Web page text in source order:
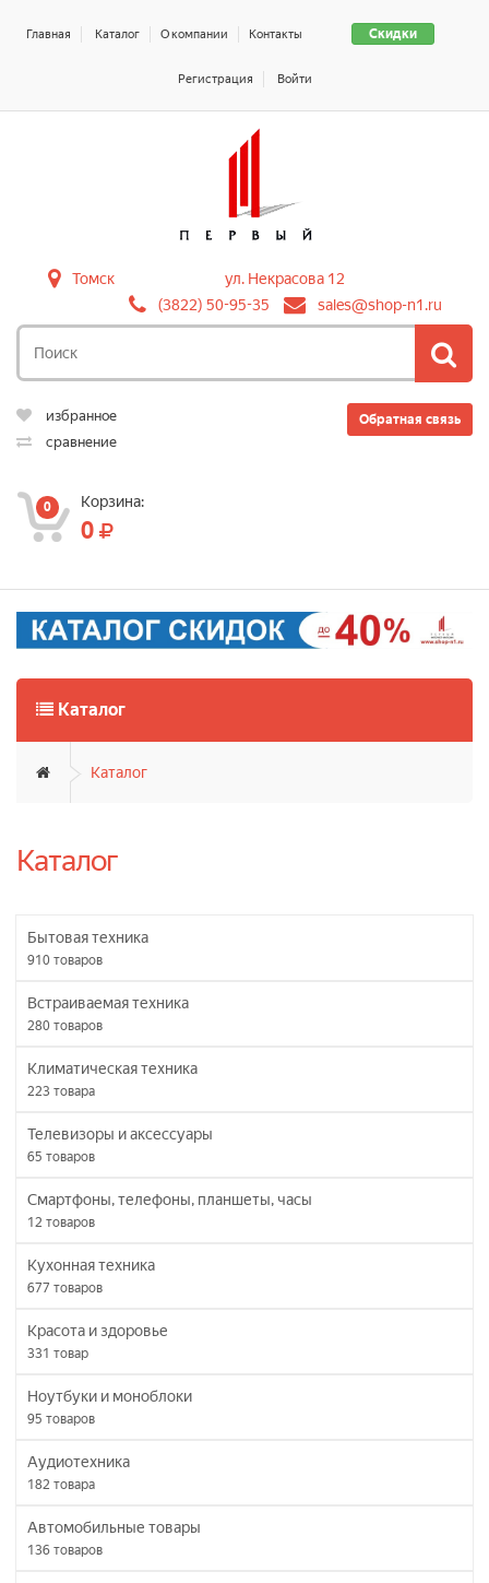
Скидки
Главная Каталог О компании Контакты
Регистрация Войти
Томск
ул. Некрасова 12
(3822) 50-95-35
sales@shop-n1.ru
Обратная связь
избранное
сравнение
0 Корзина:
0
Каталог
Каталог
Каталог
Бытовая техника
910 товаров
Встраиваемая техника
280 товаров
Климатическая техника
223 товара
Телевизоры и аксессуары
65 товаров
Смартфоны, телефоны, планшеты, часы
12 товаров
Кухонная техника
677 товаров
Красота и здоровье
331 товар
Ноутбуки и моноблоки
95 товаров
Аудиотехника
182 товара
Автомобильные товары
136 товаров